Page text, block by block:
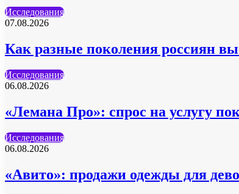
Исследования
07.08.2026
Как разные поколения россиян
Исследования
06.08.2026
«Лемана Про»: спрос на услугу
Исследования
06.08.2026
«Авито»: продажи одежды для